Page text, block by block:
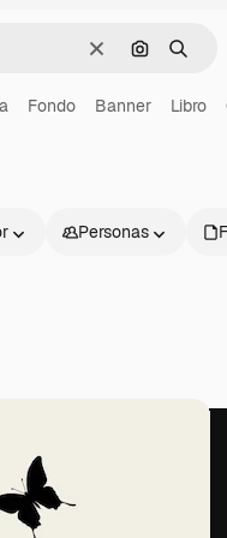
BorrarBuscar
Fondo Banner Libro
Personas
útil